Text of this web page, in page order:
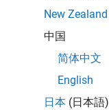
New Zealand
中国
简体中文
English
日本 (日本語)